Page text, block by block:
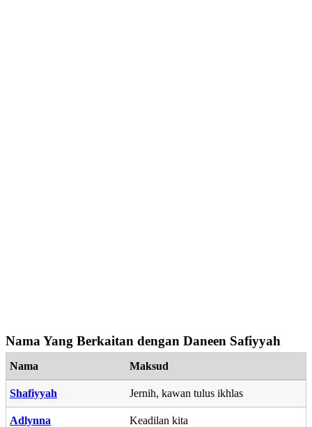
Nama Yang Berkaitan dengan Daneen Safiyyah
Nama Maksud
Shafiyyah Jernih, kawan tulus ikhlas
Adlynna Keadilan kita